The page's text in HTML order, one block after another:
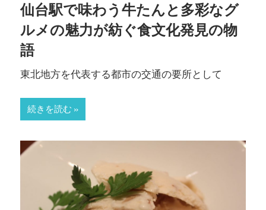
仙台駅で味わう牛たんと多彩なグ
ルメの魅力が紡ぐ食文化発見の物
語
東北地方を代表する都市の交通の要所として
続きを読む